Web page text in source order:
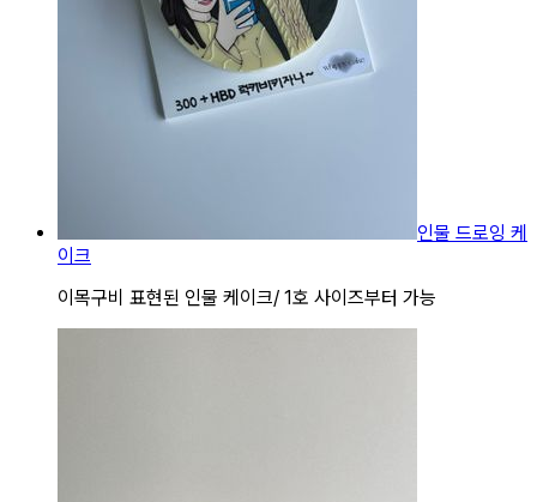
인물 드로잉 케
이크
이목구비 표현된 인물 케이크/ 1호 사이즈부터 가능